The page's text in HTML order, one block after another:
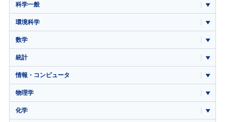
科学一般
環境科学
数学
統計
情報・コンピュータ
物理学
化学